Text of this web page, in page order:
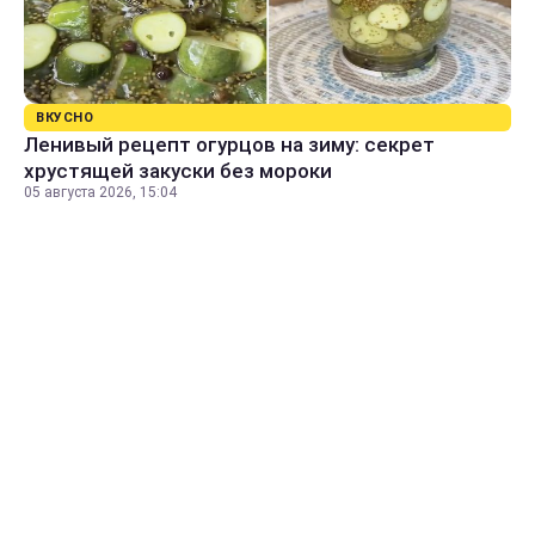
ВКУСНО
Ленивый рецепт огурцов на зиму: секрет
хрустящей закуски без мороки
05 августа 2026, 15:04